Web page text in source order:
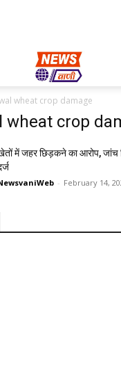
wheat crop damage
wheat crop
में जहर छिड़कने का आरोप, जांच
- February 14,